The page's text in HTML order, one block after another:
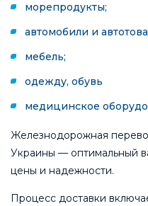
морепродукты;
автомобили и
мебель;
одежду, обувь
медицинское
Железнодорожная
Украины — оптимальный
цены и надежности.
Процесс доставки